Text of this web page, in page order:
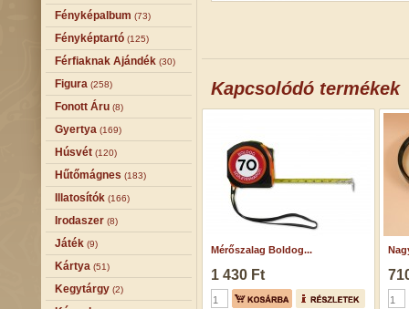
Fényképalbum (73)
Fényképtartó (125)
Férfiaknak Ajándék (30)
Figura (258)
Fonott Áru (8)
Gyertya (169)
Húsvét (120)
Hűtőmágnes (183)
Illatosítók (166)
Irodaszer (8)
Játék (9)
Kártya (51)
Kegytárgy (2)
Kapcsolódó termékek
Mérőszalag Boldog...
1 430 Ft